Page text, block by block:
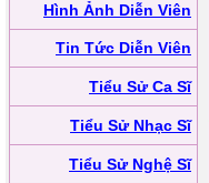
Hình Ảnh Diễn Viên
Tin Tức Diễn Viên
Tiểu Sử Ca Sĩ
Tiểu Sử Nhạc Sĩ
Tiểu Sử Nghệ Sĩ